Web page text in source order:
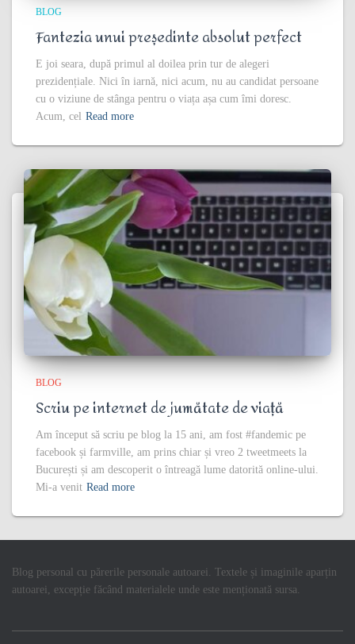
BLOG
Fantezia unui președinte absolut perfect
E joi seara, după primul al doilea prin tur de alegeri
prezidențiale. Nici în iarnă, nici acum, nu au candidat persoane
cu o viziune de stânga pentru o viața așa cum îmi doresc.
Acum, cel Read more
BLOG
Scriu pe internet de jumătate de viață
Am început să scriu pe blog la 15 ani, am fost #fandemic pe
facebook și farmville, am prins chiar și vreo 2 tweetmeets la
București și am descoperit o întreagă lume datorită online-ului.
Mi-a venit Read more
Blog personal cu părerile personale autoarei. Textele și imaginile aparțin
autoarei, excepție făcând materialele unde este menționată sursa.